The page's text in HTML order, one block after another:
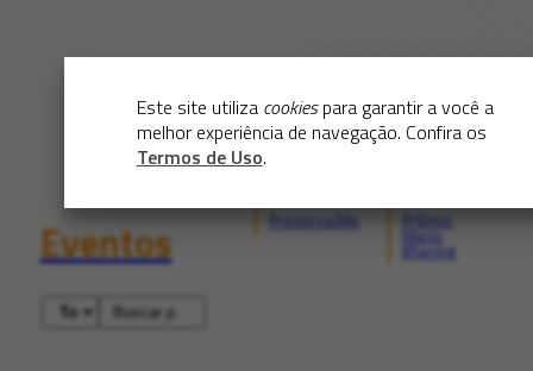
Este site utiliza cookiespara garantir a você a
melhor experiência de navegação. Confira os
Termos de Uso.
Eventos Bhering